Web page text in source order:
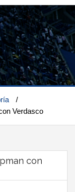
/
Verdasco
con